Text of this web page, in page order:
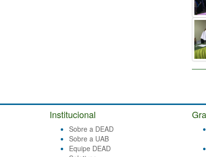
Institucional
Sobre a DEAD
Sobre a UAB
Equipe DEAD